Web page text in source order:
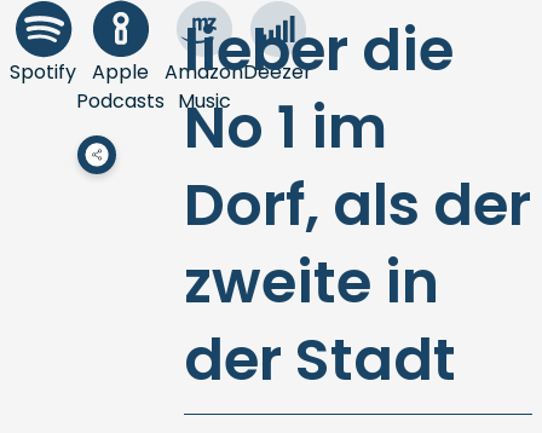
Spotify Apple
Podcasts
Amazon
Music
Deezer
lieber die
No 1 im
Dorf, als der
zweite in
der Stadt